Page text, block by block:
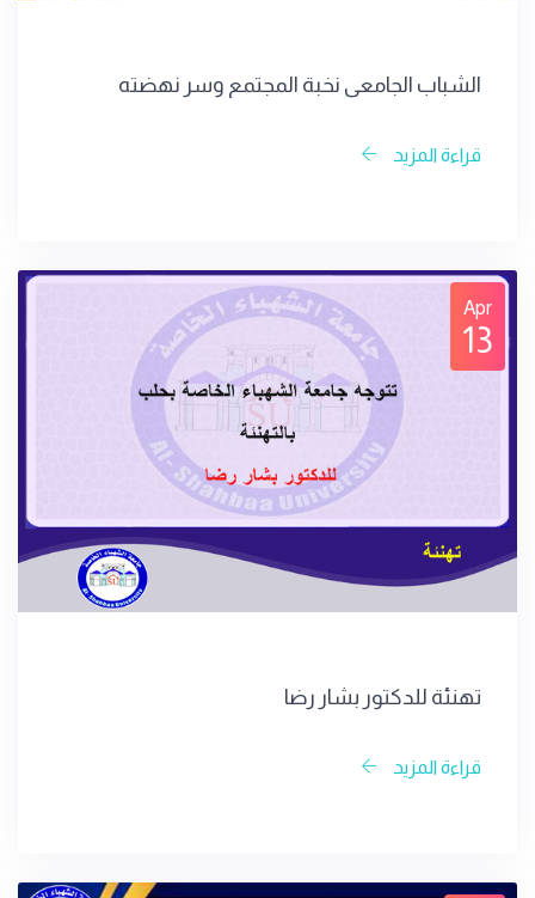
الشباب الجامعي نخبة المجتمع وسر نهضته
قراءة المزيد
Apr
13
تهنئة للدكتور بشار رضا
قراءة المزيد